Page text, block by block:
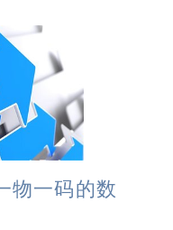
物一码的数